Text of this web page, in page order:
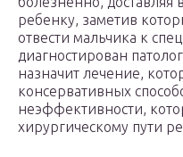
ребенку, заметив
отвести мальчика к
диагностирован
назначит лечение,
консервативных
неэффективности,
хирургическому пути